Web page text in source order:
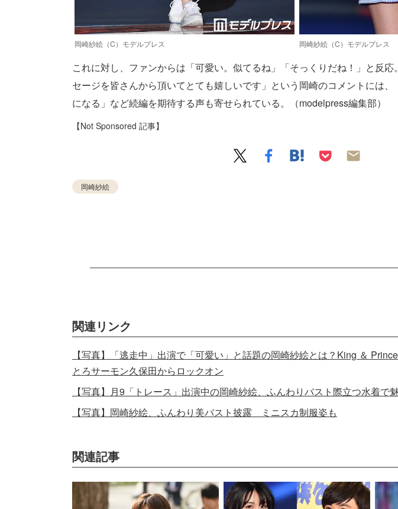
岡崎紗絵（C）モデルプレス 岡崎紗絵（C）モデルプレス
これに対し、ファンからは「可愛い。似てるね」「そっくりだね！」と反
セージを皆さんから頂いてとても嬉しいです」という岡崎のコメントには
になる」など続編を期待する声も寄せられている。（modelpress編集部）
【Not Sponsored 記事】
岡崎紗絵
関連リンク
【写真】「逃走中」出演で「可愛い」と話題の岡崎紗絵とは？King ＆
とろサーモン久保田からロックオン
【写真】月9「トレース」出演中の岡崎紗絵、ふんわりバスト際立つ水着で
【写真】岡崎紗絵、ふんわり美バスト披露 ミニスカ制服姿も
関連記事